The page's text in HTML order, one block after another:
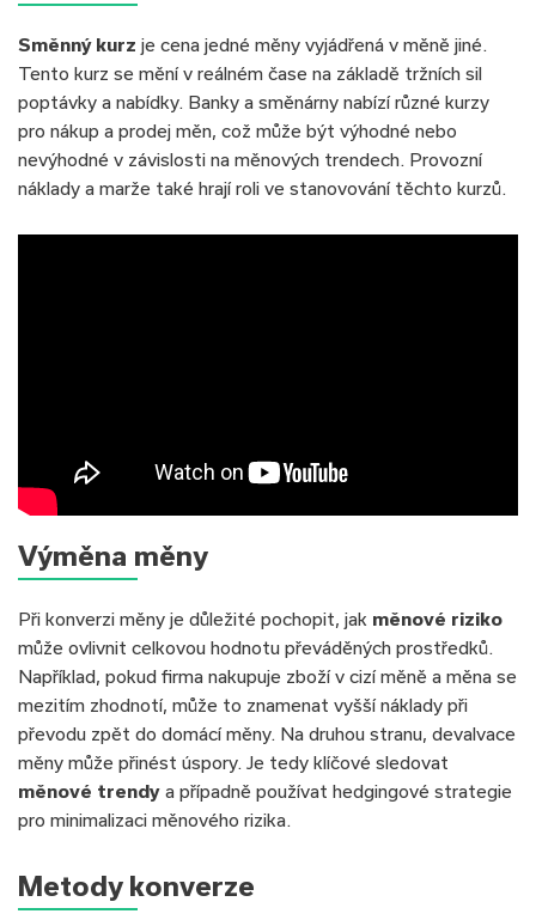
Směnný kurz je cena jedné měny vyjádřená v měně jiné.
Tento kurz se mění v reálném čase na základě tržních sil
poptávky a nabídky. Banky a směnárny nabízí různé kurzy
pro nákup a prodej měn, což může být výhodné nebo
nevýhodné v závislosti na měnových trendech. Provozní
náklady a marže také hrají roli ve stanovování těchto kurzů.
Výměna měny
Při konverzi měny je důležité pochopit, jak měnové riziko
může ovlivnit celkovou hodnotu převáděných prostředků.
Například, pokud firma nakupuje zboží v cizí měně a měna se
mezitím zhodnotí, může to znamenat vyšší náklady při
převodu zpět do domácí měny. Na druhou stranu, devalvace
měny může přinést úspory. Je tedy klíčové sledovat
měnové trendy a případně používat hedgingové strategie
pro minimalizaci měnového rizika.
Metody konverze